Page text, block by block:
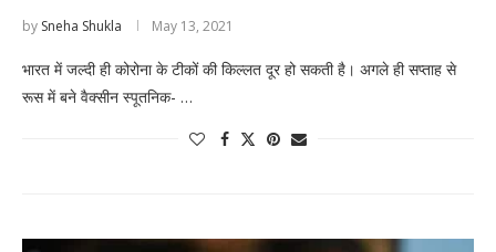
by Sneha Shukla May 13, 2021
भारत में जल्दी ही कोरोना के टीकों की किल्लत दूर हो सकती है। अगले ही सप्ताह से
रूस में बने वैक्सीन स्पूतनिक- …